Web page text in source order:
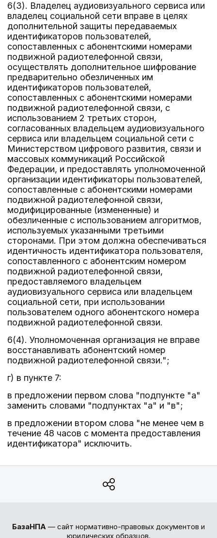
6(3). Владелец аудиовизуального сервиса или
владелец социальной сети вправе в целях
дополнительной защиты передаваемых
идентификаторов пользователей,
сопоставленных с абонентскими номерами
подвижной радиотелефонной связи,
осуществлять дополнительное шифрование
предварительно обезличенных им
идентификаторов пользователей,
сопоставленных с абонентскими номерами
подвижной радиотелефонной связи, с
использованием 2 третьих сторон,
согласованных владельцем аудиовизуального
сервиса или владельцем социальной сети с
Министерством цифрового развития, связи и
массовых коммуникаций Российской
Федерации, и предоставлять уполномоченной
организации идентификаторы пользователей,
сопоставленные с абонентскими номерами
подвижной радиотелефонной связи,
модифицированные (измененные) и
обезличенные с использованием алгоритмов,
используемых указанными третьими
сторонами. При этом должна обеспечиваться
идентичность идентификатора пользователя,
сопоставленного с абонентским номером
подвижной радиотелефонной связи,
предоставляемого владельцем
аудиовизуального сервиса или владельцем
социальной сети, при использовании
пользователем одного абонентского номера
подвижной радиотелефонной связи.
6(4). Уполномоченная организация не вправе
восстанавливать абонентский номер
подвижной радиотелефонной связи.";
г) в пункте 7:
в предложении первом слова "подпункте "а"
заменить словами "подпунктах "а" и "в";
в предложении втором слова "не менее чем в
течение 48 часов с момента предоставления
идентификатора" исключить.
БазаНПА — сайт нормативно-правовых документов и
юридических образцов.